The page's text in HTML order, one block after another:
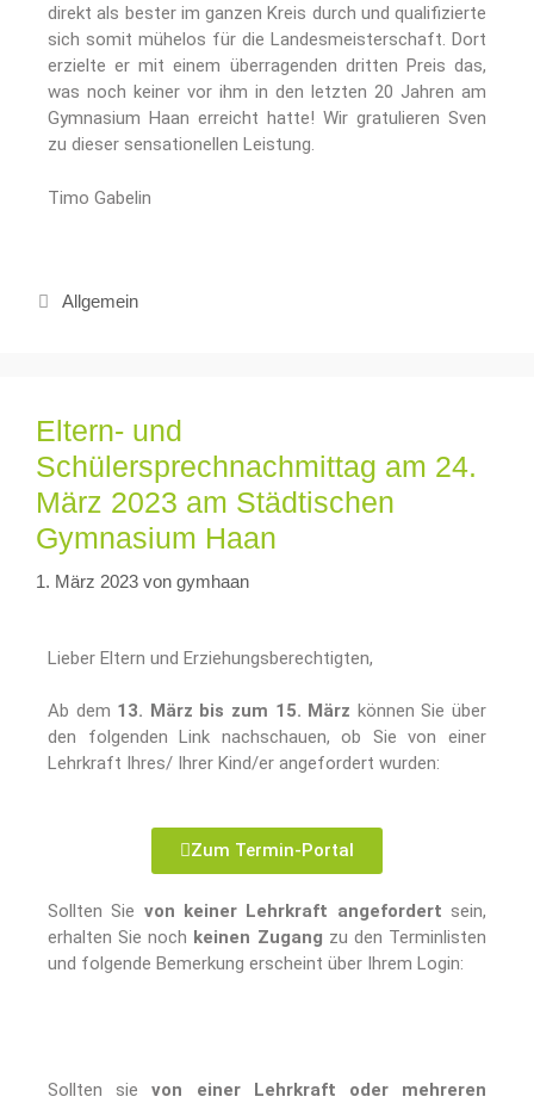
direkt als bester im ganzen Kreis durch und qualifizierte
sich somit mühelos für die Landesmeisterschaft. Dort
erzielte er mit einem überragenden dritten Preis das,
was noch keiner vor ihm in den letzten 20 Jahren am
Gymnasium Haan erreicht hatte! Wir gratulieren Sven
zu dieser sensationellen Leistung.
Timo Gabelin
Allgemein
Eltern- und
Schülersprechnachmittag am 24.
März 2023 am Städtischen
Gymnasium Haan
1. März 2023 von gymhaan
Lieber Eltern und Erziehungsberechtigten,
Ab dem 13. März bis zum 15. März können Sie über
den folgenden Link nachschauen, ob Sie von einer
Lehrkraft Ihres/ Ihrer Kind/er angefordert wurden:
Zum Termin-Portal
Sollten Sie von keiner Lehrkraft angefordertsein,
erhalten Sie noch keinen Zugang zu den Terminlisten
und folgende Bemerkung erscheint über Ihrem Login:
Sollten sievon einer Lehrkraft oder mehreren